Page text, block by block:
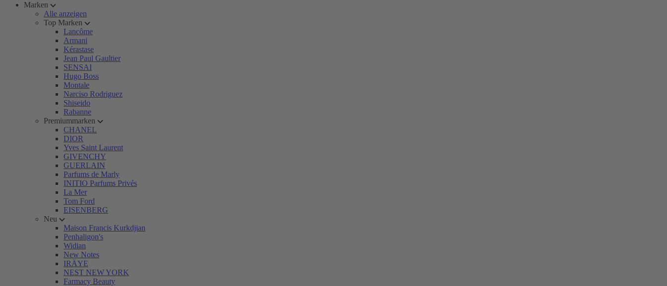
Marken
Alle anzeigen
Top Marken
Lancôme
Armani
Kérastase
Jean Paul Gaultier
SENSAI
Hugo Boss
Montale
Narciso Rodriguez
Shiseido
Rabanne
Premiummarken
CHANEL
DIOR
Yves Saint Laurent
GIVENCHY
GUERLAIN
Parfums de Marly
INITIO Parfums Privés
La Mer
Tom Ford
EISENBERG
Neu
Maison Francis Kurkdjian
Penhaligon's
Widian
New Notes
IRÄYE
NEST NEW YORK
Farmacy Beauty